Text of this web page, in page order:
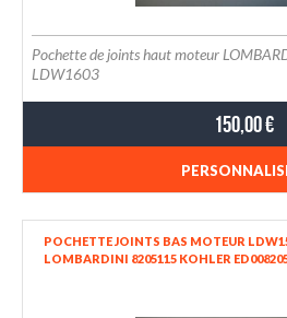
Pochette de joints haut moteur
LDW1603
150,00 €
POCHETTE JOINTS BAS MOTEUR
LOMBARDINI 8205115 KOHLER